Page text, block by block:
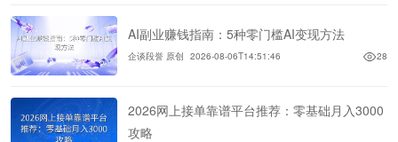
AI副业赚钱指南：5种零门槛AI变现方法
企谈段誉 原创 2026-08-06T14:51:46 28
2026网上接单靠谱平台推荐：零基础月入3000
攻略